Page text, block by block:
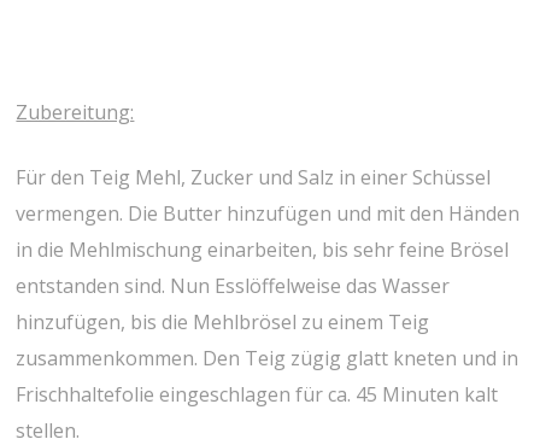
Zubereitung:
Für den Teig Mehl, Zucker und Salz in einer Schüssel
vermengen. Die Butter hinzufügen und mit den Händen
in die Mehlmischung einarbeiten, bis sehr feine Brösel
entstanden sind. Nun Esslöffelweise das Wasser
hinzufügen, bis die Mehlbrösel zu einem Teig
zusammenkommen. Den Teig zügig glatt kneten und in
Frischhaltefolie eingeschlagen für ca. 45 Minuten kalt
stellen.